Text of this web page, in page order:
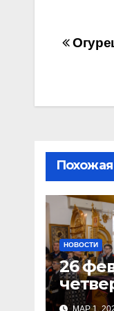
Похожая
НОВОСТИ
26